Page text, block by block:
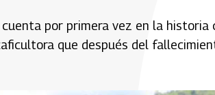
por primera vez en la historia
que después del